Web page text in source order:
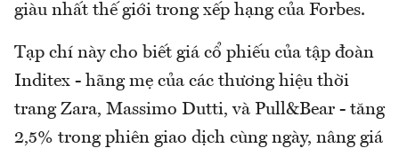
giàu nhất thế giới trong xếp hạng của Forbes.
Tạp chí này cho biết giá cổ phiếu của tập đoàn
Inditex - hãng mẹ của các thương hiệu thời
trang Zara, Massimo Dutti, và Pull&Bear - tăng
2,5% trong phiên giao dịch cùng ngày, nâng giá